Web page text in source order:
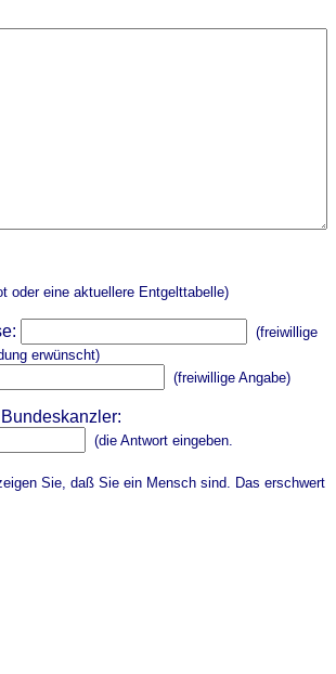
oder eine aktuellere Entgelttabelle)
(freiwillige
erwünscht)
(freiwillige Angabe)
(die Antwort eingeben.
Sie, daß Sie ein Mensch sind. Das erschwert